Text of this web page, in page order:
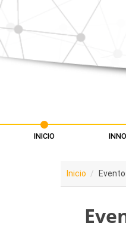
Pasar al contenido principal
INICIO
Inicio